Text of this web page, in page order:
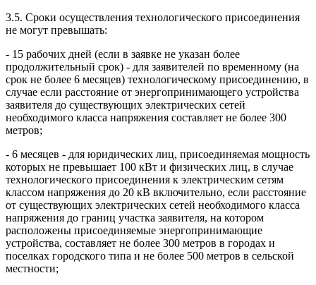
3.5. Сроки осуществления технологического присоединения
не могут превышать:
- 15 рабочих дней (если в заявке не указан более
продолжительный срок) - для заявителей по временному (на
срок не более 6 месяцев) технологическому присоединению, в
случае если расстояние от энергопринимающего устройства
заявителя до существующих электрических сетей
необходимого класса напряжения составляет не более 300
метров;
- 6 месяцев - для юридических лиц, присоединяемая мощность
которых не превышает 100 кВт и физических лиц, в случае
технологического присоединения к электрическим сетям
классом напряжения до 20 кВ включительно, если расстояние
от существующих электрических сетей необходимого класса
напряжения до границ участка заявителя, на котором
расположены присоединяемые энергопринимающие
устройства, составляет не более 300 метров в городах и
поселках городского типа и не более 500 метров в сельской
местности;